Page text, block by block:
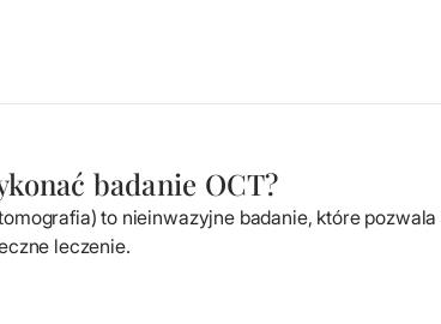
badanie OCT?
to nieinwazyjne badanie, które
leczenie.